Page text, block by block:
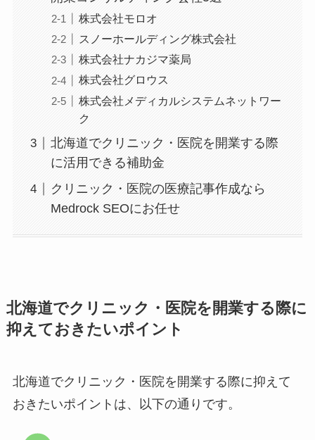
株式会社モロオ
スノーホールディング株式会社
株式会社ナカジマ薬局
株式会社グロウス
株式会社メディカルシステムネットワー
ク
北海道でクリニック・医院を開業する際
に活用できる補助金
クリニック・医院の医療記事作成なら
Medrock SEOにお任せ
北海道でクリニック・医院を開業する際に
抑えておきたいポイント
北海道でクリニック・医院を開業する際に抑えて
おきたいポイントは、以下の通りです。